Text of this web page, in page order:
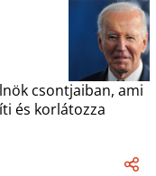
csontjaiban, ami
és korlátozza